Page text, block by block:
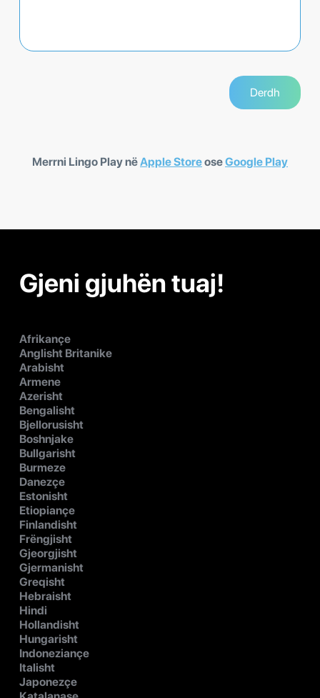
Merrni Lingo Play nëApple StoreoseGoogle Play
Gjeni gjuhën tuaj!
Afrikançe
Anglisht Britanike
Arabisht
Armene
Azerisht
Bengalisht
Bjellorusisht
Boshnjake
Bullgarisht
Burmeze
Danezçe
Estonisht
Etiopiançe
Finlandisht
Frëngjisht
Gjeorgjisht
Gjermanisht
Greqisht
Hebraisht
Hindi
Hollandisht
Hungarisht
Indoneziançe
Italisht
Japonezçe